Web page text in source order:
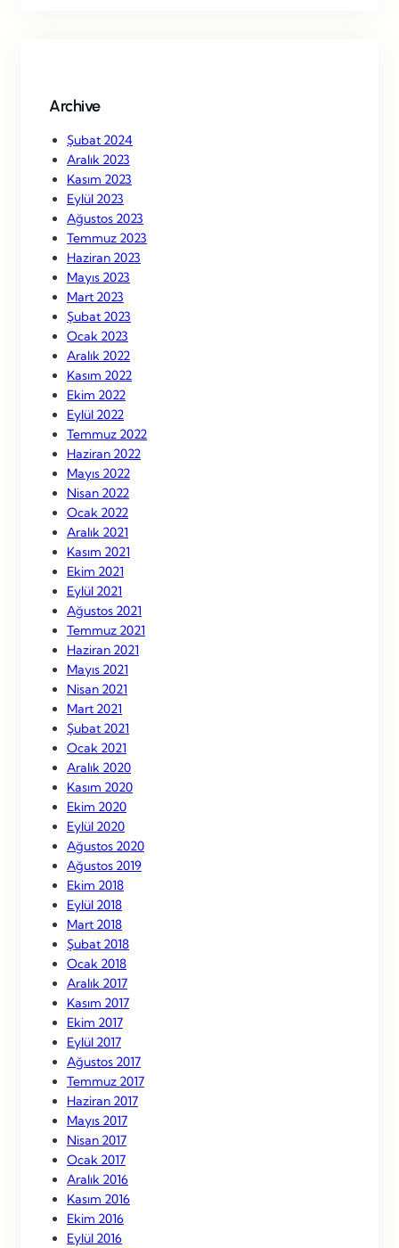
Archive
Şubat 2024
Aralık 2023
Kasım 2023
Eylül 2023
Ağustos 2023
Temmuz 2023
Haziran 2023
Mayıs 2023
Mart 2023
Şubat 2023
Ocak 2023
Aralık 2022
Kasım 2022
Ekim 2022
Eylül 2022
Temmuz 2022
Haziran 2022
Mayıs 2022
Nisan 2022
Ocak 2022
Aralık 2021
Kasım 2021
Ekim 2021
Eylül 2021
Ağustos 2021
Temmuz 2021
Haziran 2021
Mayıs 2021
Nisan 2021
Mart 2021
Şubat 2021
Ocak 2021
Aralık 2020
Kasım 2020
Ekim 2020
Eylül 2020
Ağustos 2020
Ağustos 2019
Ekim 2018
Eylül 2018
Mart 2018
Şubat 2018
Ocak 2018
Aralık 2017
Kasım 2017
Ekim 2017
Eylül 2017
Ağustos 2017
Temmuz 2017
Haziran 2017
Mayıs 2017
Nisan 2017
Ocak 2017
Aralık 2016
Kasım 2016
Ekim 2016
Eylül 2016